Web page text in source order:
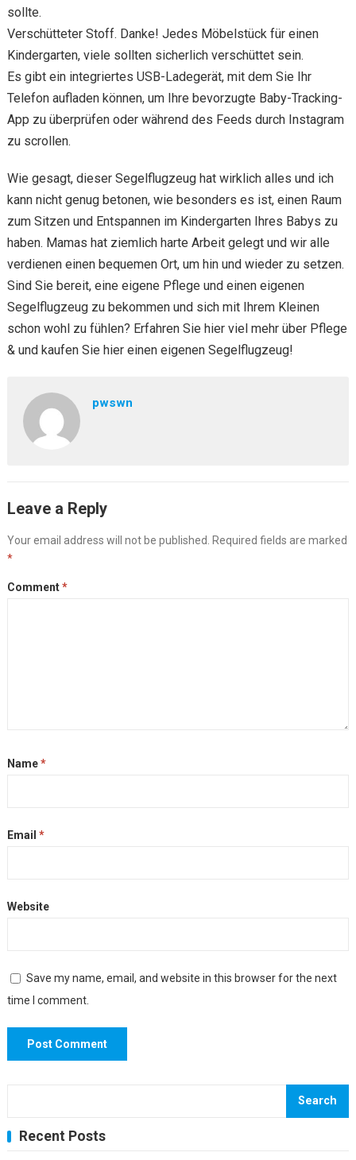
sollte.
Verschütteter Stoff. Danke! Jedes Möbelstück für einen
Kindergarten, viele sollten sicherlich verschüttet sein.
Es gibt ein integriertes USB-Ladegerät, mit dem Sie Ihr
Telefon aufladen können, um Ihre bevorzugte Baby-Tracking-
App zu überprüfen oder während des Feeds durch Instagram
zu scrollen.
Wie gesagt, dieser Segelflugzeug hat wirklich alles und ich
kann nicht genug betonen, wie besonders es ist, einen Raum
zum Sitzen und Entspannen im Kindergarten Ihres Babys zu
haben. Mamas hat ziemlich harte Arbeit gelegt und wir alle
verdienen einen bequemen Ort, um hin und wieder zu setzen.
Sind Sie bereit, eine eigene Pflege und einen eigenen
Segelflugzeug zu bekommen und sich mit Ihrem Kleinen
schon wohl zu fühlen? Erfahren Sie hier viel mehr über Pflege
& und kaufen Sie hier einen eigenen Segelflugzeug!
pwswn
Leave a Reply
Your email address will not be published.
Required fields are marked
*
Comment*
Name*
Email *
Website
Save my name, email, and website in this browser for the next
time I comment.
Search
Recent Posts